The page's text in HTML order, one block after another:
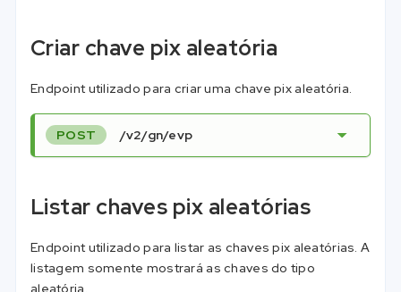
Criar chave pix aleatória
Endpoint utilizado para criar uma chave pix aleatória.
POST /v2/gn/evp
Listar chaves pix aleatórias
Endpoint utilizado para listar as chaves pix aleatórias. A
listagem somente mostrará as chaves do tipo
aleatória.